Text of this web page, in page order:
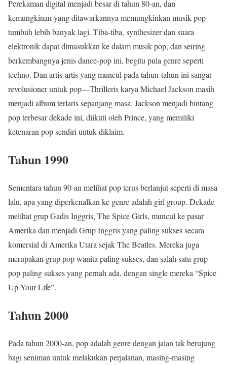
Perekaman digital menjadi besar di tahun 80-an, dan
kemungkinan yang ditawarkannya memungkinkan musik pop
tumbuh lebih banyak lagi. Tiba-tiba, synthesizer dan suara
elektronik dapat dimasukkan ke dalam musik pop, dan seiring
berkembangnya jenis dance-pop ini, begitu pula genre seperti
techno. Dan artis-artis yang muncul pada tahun-tahun ini sangat
revolusioner untuk pop—Thrilleris karya Michael Jackson masih
menjadi album terlaris sepanjang masa. Jackson menjadi bintang
pop terbesar dekade ini, diikuti oleh Prince, yang memiliki
ketenaran pop sendiri untuk diklaim.
Tahun 1990
Sementara tahun 90-an melihat pop terus berlanjut seperti di masa
lalu, apa yang diperkenalkan ke genre adalah girl group. Dekade
melihat grup Gadis Inggris, The Spice Girls, muncul ke pasar
Amerika dan menjadi Grup Inggris yang paling sukses secara
komersial di Amerika Utara sejak The Beatles. Mereka juga
merupakan grup pop wanita paling sukses, dan salah satu grup
pop paling sukses yang pernah ada, dengan single mereka “Spice
Up Your Life”.
Tahun 2000
Pada tahun 2000-an, pop adalah genre dengan jalan tak berujung
bagi seniman untuk melakukan perjalanan, masing-masing